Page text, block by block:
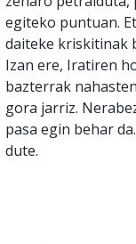
egiteko puntuan.
daiteke kriskitinak
Izan ere, Iratiren
bazterrak
gora jarriz.
pasa egin behar
dute.